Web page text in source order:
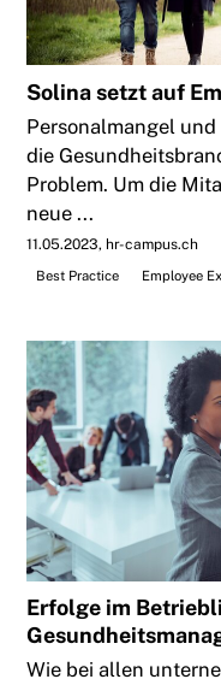
Solina setzt auf
Personalmangel
die
Problem. Um die
neue ...
11.05.2023 hr-campus.ch
Best Practice
Employee
Erfolge im
Wie bei allen